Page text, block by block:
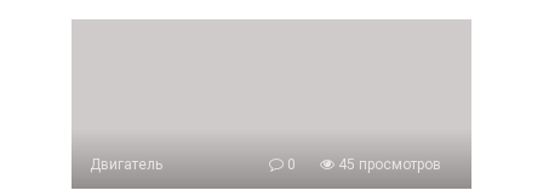
Двигатель 0 45 просмотров